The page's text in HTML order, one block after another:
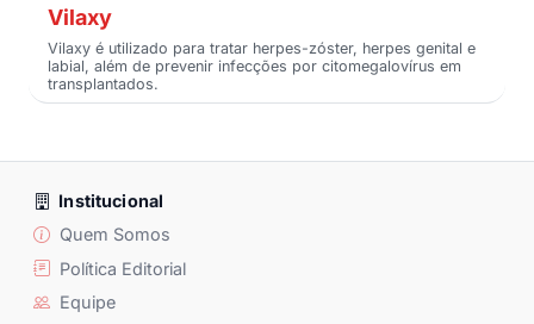
Vilaxy
Vilaxy é utilizado para tratar herpes-zóster, herpes genital e
labial, além de prevenir infecções por citomegalovírus em
transplantados.
Institucional
Quem Somos
Política Editorial
Equipe